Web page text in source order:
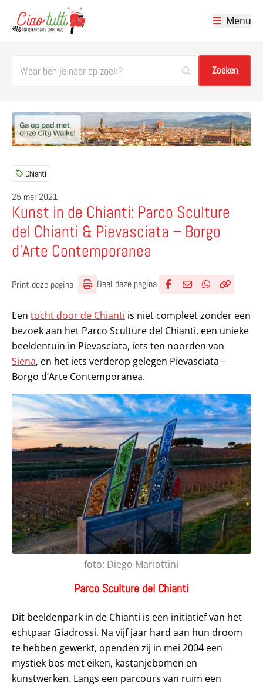
Menu
Chianti
25 mei 2021
Kunst in de Chianti: Parco Sculture
del Chianti & Pievasciata – Borgo
d’Arte Contemporanea
Print deze pagina Deel deze pagina
Een tocht door de Chianti is niet compleet zonder een
bezoek aan het Parco Sculture del Chianti, een unieke
beeldentuin in Pievasciata, iets ten noorden van
Siena, en het iets verderop gelegen Pievasciata –
Borgo d’Arte Contemporanea.
foto: Diego Mariottini
Parco Sculture del Chianti
Dit beeldenpark in de Chianti is een initiatief van het
echtpaar Giadrossi. Na vijf jaar hard aan hun droom
te hebben gewerkt, openden zij in mei 2004 een
mystiek bos met eiken, kastanjebomen en
kunstwerken. Langs een parcours van ruim een